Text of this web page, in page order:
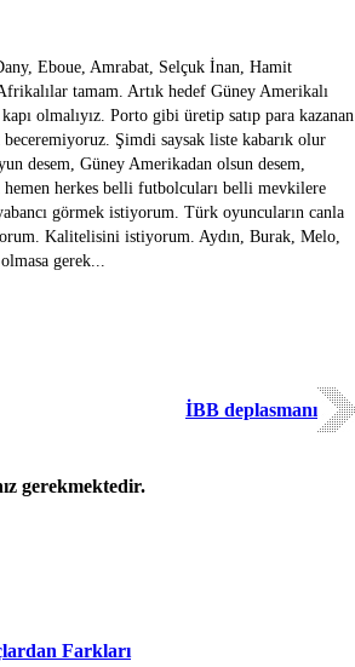
Eboue, Amrabat, Selçuk İnan, Hamit
tamam. Artık hedef Güney Amerikalı
olmalıyız. Porto gibi üretip satıp para kazanan
Şimdi saysak liste kabarık olur
desem, Güney Amerikadan olsun desem,
herkes belli futbolcuları belli mevkilere
görmek istiyorum. Türk oyuncuların canla
Kalitelisini istiyorum. Aydın, Burak, Melo,
gerek...
İBB deplasmanı
gerekmektedir.
Farkları